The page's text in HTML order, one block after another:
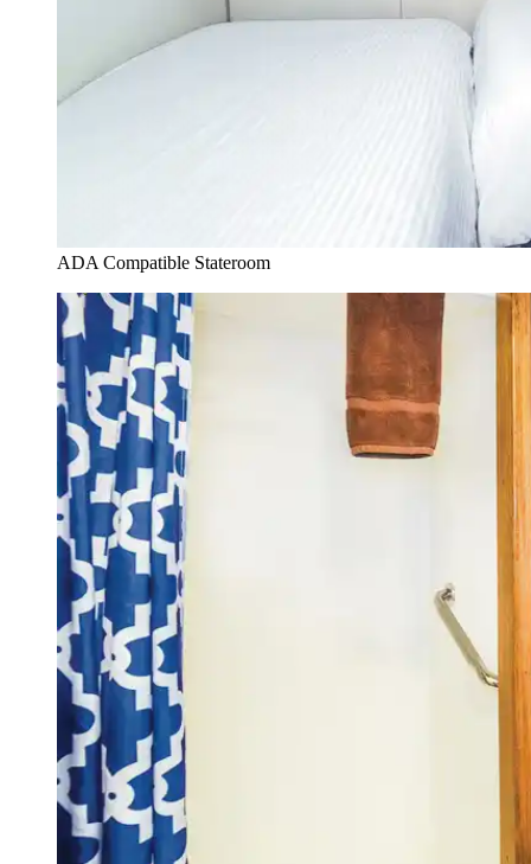
ADA Compatible Stateroom